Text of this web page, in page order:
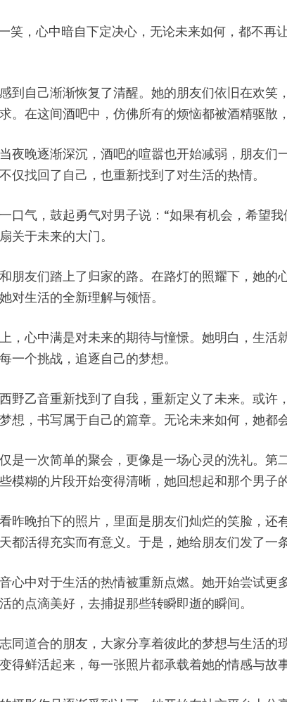
笑，心中暗自下定决心，无论未来如何，都不
到自己渐渐恢复了清醒。她的朋友们依旧在欢
。在这间酒吧中，仿佛所有的烦恼都被酒精驱散
夜晚逐渐深沉，酒吧的喧嚣也开始减弱，朋友
仅找回了自己，也重新找到了对生活的热情。
口气，鼓起勇气对男子说：“如果有机会，希望
关于未来的大门。
朋友们踏上了归家的路。在路灯的照耀下，她
对生活的全新理解与领悟。
，心中满是对未来的期待与憧憬。她明白，生
一个挑战，追逐自己的梦想。
野乙音重新找到了自我，重新定义了未来。或
想，书写属于自己的篇章。无论未来如何，她都
是一次简单的聚会，更像是一场心灵的洗礼。
模糊的片段开始变得清晰，她回想起和那个男子
昨晚拍下的照片，里面是朋友们灿烂的笑脸，
都活得充实而有意义。于是，她给朋友们发了一
心中对于生活的热情被重新点燃。她开始尝试
的点滴美好，去捕捉那些转瞬即逝的瞬间。
同道合的朋友，大家分享着彼此的梦想与生活
得鲜活起来，每一张照片都承载着她的情感与故事